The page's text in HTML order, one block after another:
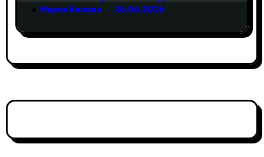
российского ритейла с
социально ответственного бизнеса
Мария Белова 26.06.2026